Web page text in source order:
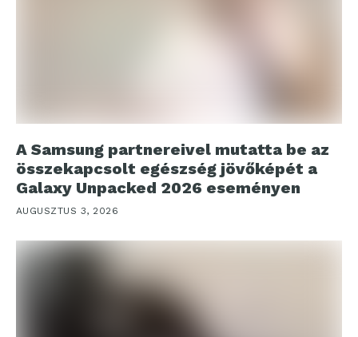
A Samsung partnereivel mutatta be az
összekapcsolt egészség jövőképét a
Galaxy Unpacked 2026 eseményen
AUGUSZTUS 3, 2026